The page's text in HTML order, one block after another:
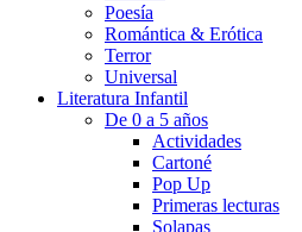
Poesía
Romántica & Erótica
Terror
Universal
Literatura Infantil
De 0 a 5 años
Actividades
Cartoné
Pop Up
Primeras lecturas
Solapas